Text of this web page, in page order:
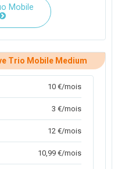
Mobile
Trio Mobile Medium
10 €/mois
3 €/mois
12 €/mois
10,99 €/mois